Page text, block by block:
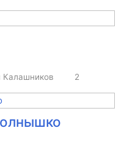
Калашников 2